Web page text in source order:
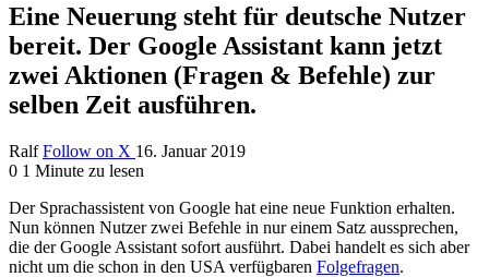
Eine Neuerung steht für deutsche Nutzer
bereit. Der Google Assistant kann jetzt
zwei Aktionen (Fragen & Befehle) zur
selben Zeit ausführen.
Ralf Follow on X 16. Januar 2019
0 1 Minute zu lesen
Der Sprachassistent von Google hat eine neue Funktion erhalten.
Nun können Nutzer zwei Befehle in nur einem Satz aussprechen,
die der Google Assistant sofort ausführt. Dabei handelt es sich aber
nicht um die schon in den USA verfügbaren Folgefragen.